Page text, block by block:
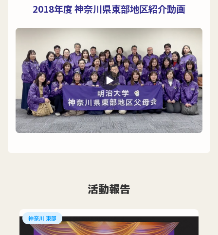
2018年度 神奈川県東部地区紹介動画
活動報告
神奈川 東部